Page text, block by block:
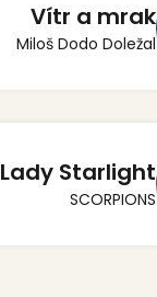
Vítr a mrak
Miloš Dodo Doležal
Lady Starlight
SCORPIONS